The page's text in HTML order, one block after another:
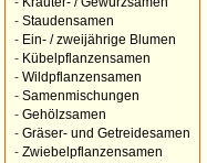
- Staudensamen
- Ein- / zweijährige Blumen
- Kübelpflanzensamen
- Wildpflanzensamen
- Samenmischungen
- Gehölzsamen
- Gräser- und Getreidesamen
- Zwiebelpflanzensamen